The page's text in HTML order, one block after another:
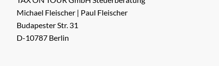
Michael Fleischer | Paul Fleischer
Budapester Str. 31
D-10787 Berlin